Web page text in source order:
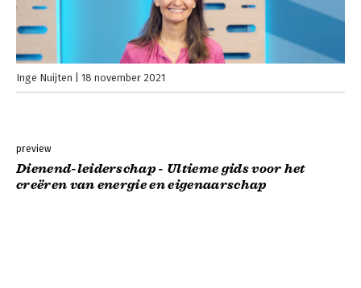
Inge Nuijten 18 november 2021
preview
Dienend-leiderschap - Ultieme gids voor het
creëren van energie en eigenaarschap